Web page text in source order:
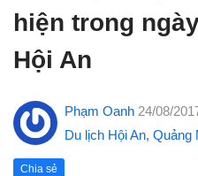
hiện trong
Hội An
Phạm Oanh 24/08/
Du lịch Hội An, Quảng
Chia sẻ